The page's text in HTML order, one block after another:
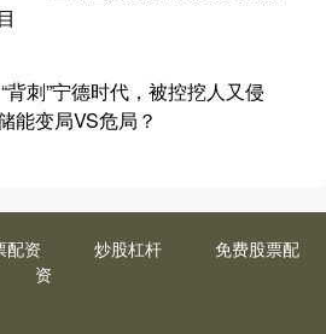
背刺”宁德时代，被控挖人又侵
能变局VS危局？
配资 炒股杠杆
免费股票配
资